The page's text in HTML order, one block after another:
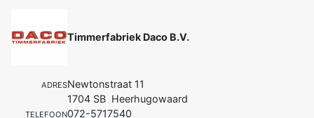
Timmerfabriek Daco B.V.
ADRESNewtonstraat 11
1704 SB Heerhugowaard
TELEFOON072-5717540